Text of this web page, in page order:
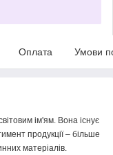
Оплата Умови
ім'ям. Вона існує
продукції – більше
матеріалів.